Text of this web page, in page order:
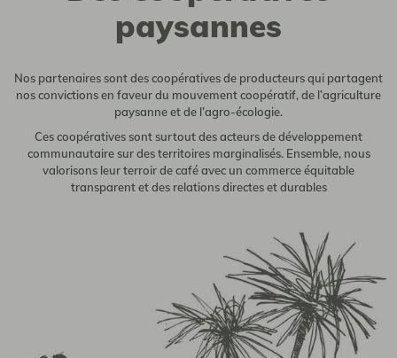
paysannes
Nos partenaires sont des coopératives de producteurs qui partagent
nos convictions en faveur du mouvement coopératif, de l’agriculture
paysanne et de l’agro-écologie.
Ces coopératives sont surtout des acteurs de développement
communautaire sur des territoires marginalisés. Ensemble, nous
valorisons leur terroir de café avec un commerce équitable
transparent et des relations directes et durables